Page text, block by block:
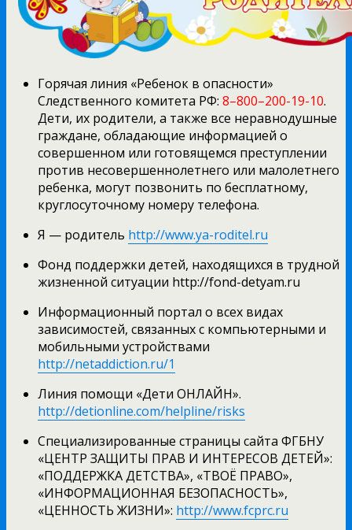
Горячая линия «Ребенок в опасности»
Следственного комитета РФ: 8–800–200-19-10.
Дети, их родители, а также все неравнодушные
граждане, обладающие информацией о
совершенном или готовящемся преступлении
против несовершеннолетнего или малолетнего
ребенка, могут позвонить по бесплатному,
круглосуточному номеру телефона.
Я — родитель http://www.ya-roditel.ru
Фонд поддержки детей, находящихся в трудной
жизненной ситуации http://fond-detyam.ru
Информационный портал о всех видах
зависимостей, связанных с компьютерными и
мобильными устройствами
http://netaddiction.ru/1
Линия помощи «Дети ОНЛАЙН».
http://detionline.com/helpline/risks
Специализированные страницы сайта ФГБНУ
«ЦЕНТР ЗАЩИТЫ ПРАВ И ИНТЕРЕСОВ ДЕТЕЙ»:
«ПОДДЕРЖКА ДЕТСТВА», «ТВОЁ ПРАВО»,
«ИНФОРМАЦИОННАЯ БЕЗОПАСНОСТЬ»,
«ЦЕННОСТЬ ЖИЗНИ»: http://www.fcprc.ru